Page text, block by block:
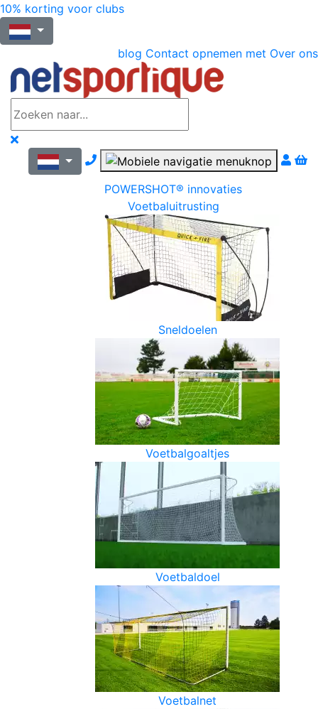
10% korting voor clubs
blog Contact opnemen met Over ons
Nous contacter par téléphone
POWERSHOT® innovaties
Voetbaluitrusting
Sneldoelen
Voetbalgoaltjes
Voetbaldoel
Voetbalnet